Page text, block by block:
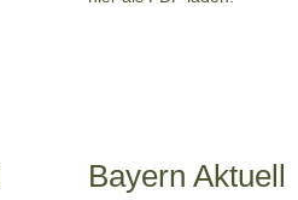
Bayern Aktuell